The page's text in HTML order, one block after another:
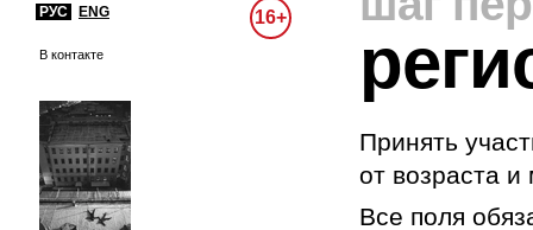
РУС ENG 16+
В контакте
Принять
от возраста
Все поля